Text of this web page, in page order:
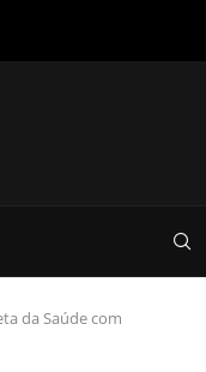
da Saúde com